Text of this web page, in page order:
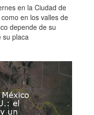
en la Ciudad de
en los valles de
depende de su
su placa